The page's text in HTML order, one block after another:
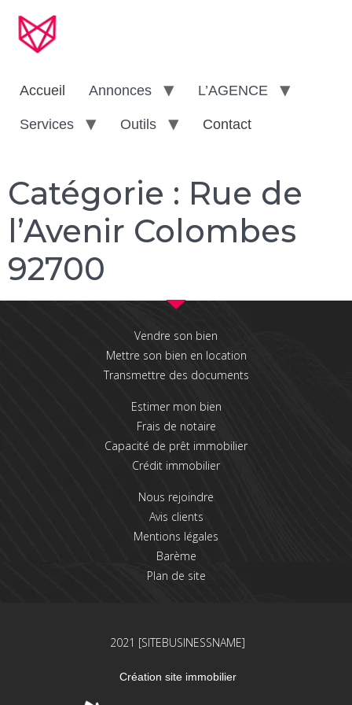
Accueil Annonces L’AGENCE
Services Outils Contact
Catégorie : Rue de
l’Avenir Colombes
92700
Vendre son bien
Mettre son bien en location
Transmettre des documents
Estimer mon bien
Frais de notaire
Capacité de prêt immobilier
Crédit immobilier
Nous rejoindre
Avis clients
Mentions légales
Barème
Plan de site
2021 [SITEBUSINESSNAME]
Création site immobilier